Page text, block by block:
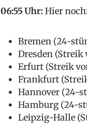
06:55 Uhr: Hier
Bremen (24-
Dresden (Streik
Erfurt (Streik
Frankfurt
Hannover (24-
Hamburg (24-
Leipzig-Halle